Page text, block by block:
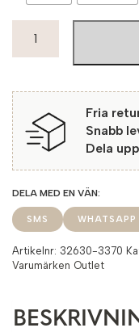
Väst
3370
Savanna
mängd
Fria
Snabb
Dela
SMS WHATSAPP
Artikelnr: 32630-3370
Varumärken Outlet